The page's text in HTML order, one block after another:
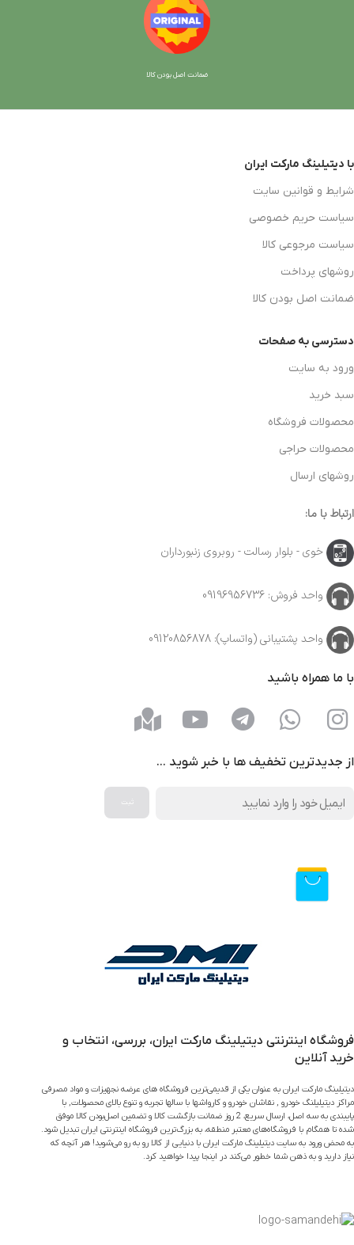
ضمانت اصل بودن کالا
با دیتیلینگ مارکت ایران
شرایط و قوانین سایت
سیاست حریم خصوصی
سیاست مرجوعی کالا
روشهای پرداخت
ضمانت اصل بودن کالا
دسترسی به صفحات
ورود به سایت
سبد خرید
محصولات فروشگاه
محصولات حراجی
روشهای ارسال
ارتباط با ما:
خوی - بلوار رسالت - روبروی زنبورداران
واحد فروش: 09196956736
واحد پشتیبانی (واتساپ): 09120856878
با ما همراه باشید
از جدیدترین تخفیف ها با خبر شوید …
فروشگاه اینترنتی دیتیلینگ مارکت ایران، بررسی، انتخاب و
خرید آنلاین
دیتیلینگ مارکت ایران به عنوان یکی از قدیمی‌ترین فروشگاه های عرضه نجهیزات و مواد مصرفی
مراکز دیتیلیلنگ خودرو , نقاشان خودرو و کارواشها با سالها تجربه و تنوع بالای محصولات, با
پایبندی به سه اصل، ارسال سریع، 2 روز ضمانت بازگشت کالا و تضمین اصل‌بودن کالا موفق
شده تا همگام با فروشگاه‌های معتبر منطقه، به بزرگ‌ترین فروشگاه اینترنتی ایران تبدیل شود.
به محض ورود به سایت دیتیلینگ مارکت ایران با دنیایی از کالا رو به رو می‌شوید! هر آنچه که
نیاز دارید و به ذهن شما خطور می‌کند در اینجا پیدا خواهید کرد.